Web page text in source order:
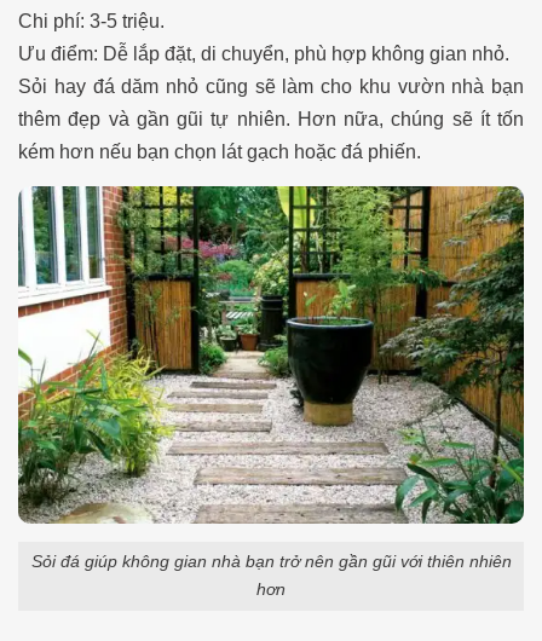
Chi phí: 3-5 triệu.
Ưu điểm: Dễ lắp đặt, di chuyển, phù hợp không gian nhỏ.
Sỏi hay đá dăm nhỏ cũng sẽ làm cho khu vườn nhà bạn
thêm đẹp và gần gũi tự nhiên. Hơn nữa, chúng sẽ ít tốn
kém hơn nếu bạn chọn lát gạch hoặc đá phiến.
Sỏi đá giúp không gian nhà bạn trở nên gần gũi với thiên nhiên
hơn